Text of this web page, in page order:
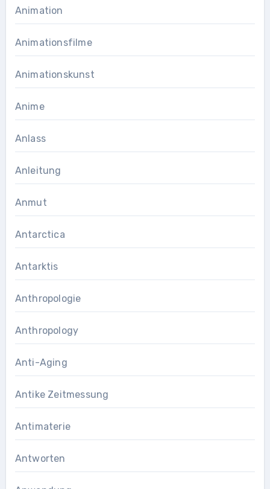
Animation
Animationsfilme
Animationskunst
Anime
Anlass
Anleitung
Anmut
Antarctica
Antarktis
Anthropologie
Anthropology
Anti-Aging
Antike Zeitmessung
Antimaterie
Antworten